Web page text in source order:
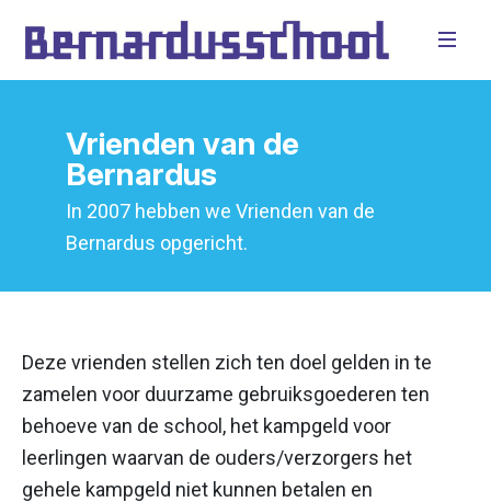
Vrienden van de
Bernardus
In 2007 hebben we Vrienden van de
Bernardus opgericht.
Deze vrienden stellen zich ten doel gelden in te
zamelen voor duurzame gebruiksgoederen ten
behoeve van de school, het kampgeld voor
leerlingen waarvan de ouders/verzorgers het
gehele kampgeld niet kunnen betalen en